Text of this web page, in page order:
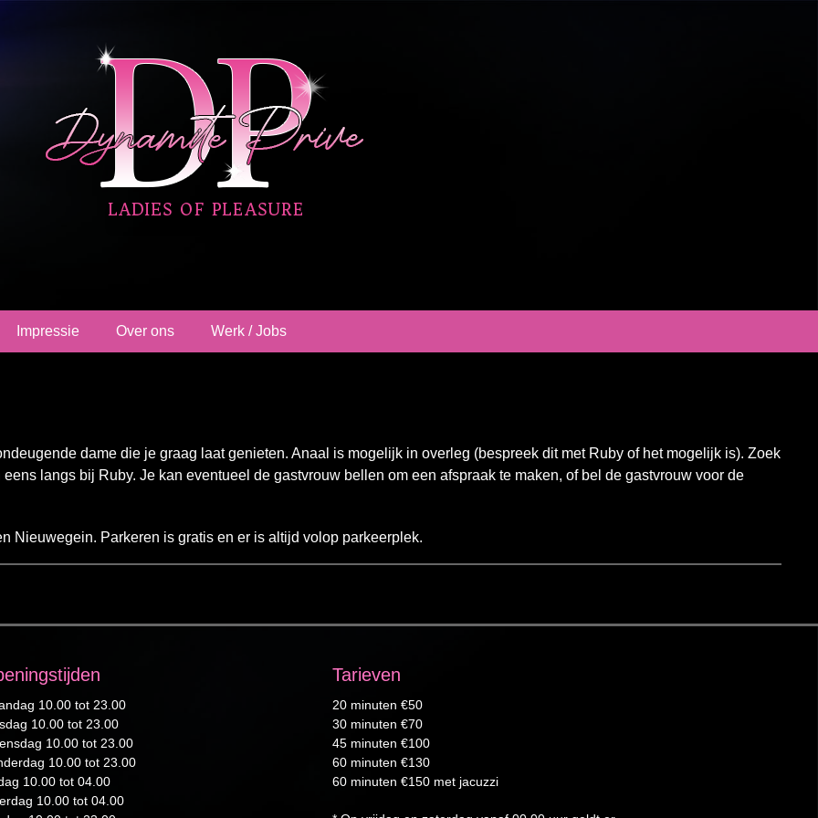
Nieuwegein
Impressie Over ons Werk / Jobs
dame die je graag laat genieten. Anaal is mogelijk in overleg (bespreek dit met Ruby of het mogelijk is). Zoek
langs bij Ruby. Je kan eventueel de gastvrouw bellen om een afspraak te maken, of bel de gastvrouw voor de
Nieuwegein. Parkeren is gratis en er is altijd volop parkeerplek.
10.00 tot 23.00
10.00 tot 23.00
10.00 tot 23.00
10.00 tot 23.00
10.00 tot 04.00
10.00 tot 04.00
Tarieven
20 minuten €50
30 minuten €70
45 minuten €100
60 minuten €130
60 minuten €150 met jacuzzi